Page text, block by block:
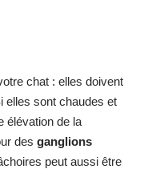
chat : elles doivent
elles sont chaudes et
élévation de la
des ganglions
peut aussi être